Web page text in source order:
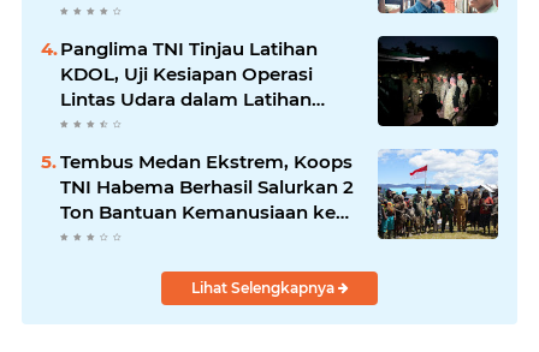
Panglima TNI Tinjau Latihan
KDOL, Uji Kesiapan Operasi
Lintas Udara dalam Latihan
Terintegrasi TNI 2026
Tembus Medan Ekstrem, Koops
TNI Habema Berhasil Salurkan 2
Ton Bantuan Kemanusiaan ke
Tiga Distrik di Kabupaten
Lihat Selengkapnya